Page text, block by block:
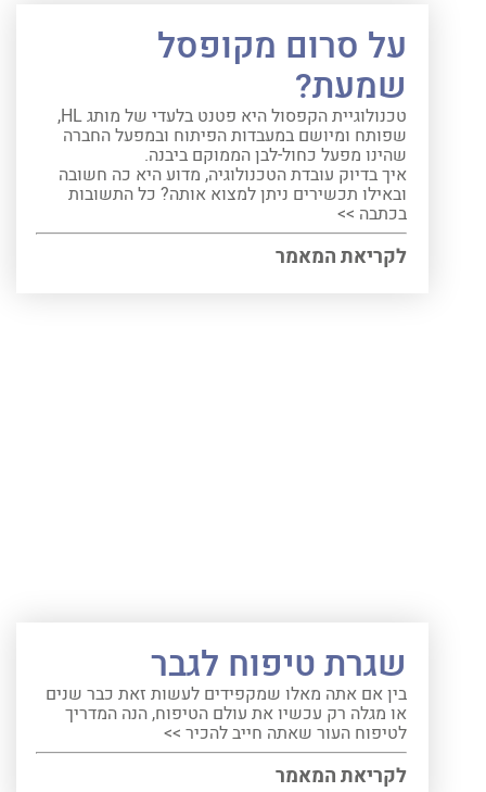
על סרום מקופסל
שמעת?
טכנולוגיית הקפסול היא פטנט בלעדי של מותג HL,
שפותח ומיושם במעבדות הפיתוח ובמפעל החברה
שהינו מפעל כחול-לבן הממוקם ביבנה.
איך בדיוק עובדת הטכנולוגיה, מדוע היא כה חשובה
ובאילו תכשירים ניתן למצוא אותה? כל התשובות
בכתבה >>
לקריאת המאמר
שגרת טיפוח לגבר
בין אם אתה מאלו שמקפידים לעשות זאת כבר שנים
או מגלה רק עכשיו את עולם הטיפוח, הנה המדריך
לטיפוח העור שאתה חייב להכיר >>
לקריאת המאמר